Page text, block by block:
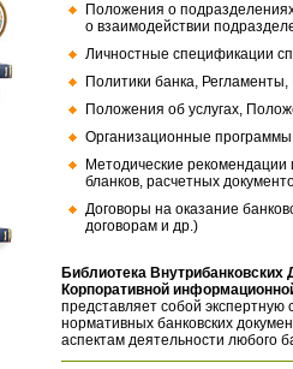
Положения о
о взаимодействии
Личностные спецификации
Политики банка,
Положения об услугах,
Организационные
Методические
бланков, расчетных
Договоры на оказание
договорам и др.)
Библиотека
Корпоративной
представляет собой экспертную
нормативных банковских
аспектам деятельности любого